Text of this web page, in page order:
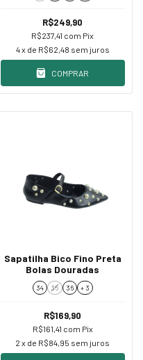
R$249,90
R$237,41 com Pix
4x de R$62,48 sem juros
COMPRAR
Sapatilha Bico Fino Preta
Bolas Douradas
34 35 36 + 3
R$169,90
R$161,41 com Pix
2 x de R$84,95 sem juros